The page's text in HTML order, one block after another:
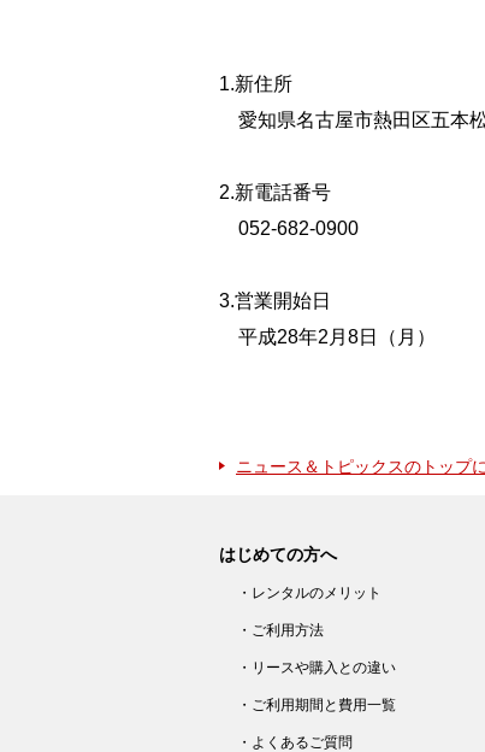
1.新住所
愛知県名古屋市熱田区五本
2.新電話番号
052-682-0900
3.営業開始日
平成28年2月8日（月）
ニュース＆トピックスのトップ
はじめての方へ
・レンタルのメリット
・ご利用方法
・リースや購入との違い
・ご利用期間と費用一覧
・よくあるご質問